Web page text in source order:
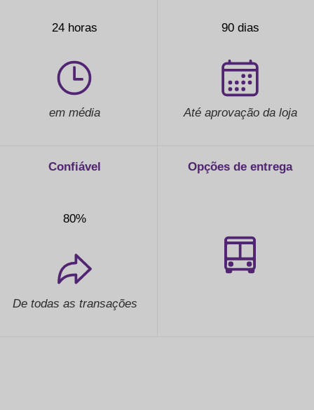
24 horas
em média
90 dias
Até aprovação da loja
Confiável
80%
De todas as transações
Opções de entrega